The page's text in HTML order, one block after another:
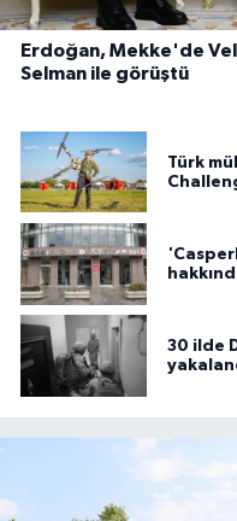
Erdoğan, Mekke'de
Selman ile görüştü
Türk
30 ilde